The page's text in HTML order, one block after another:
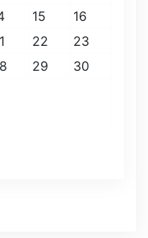
15
16
22
23
29
30